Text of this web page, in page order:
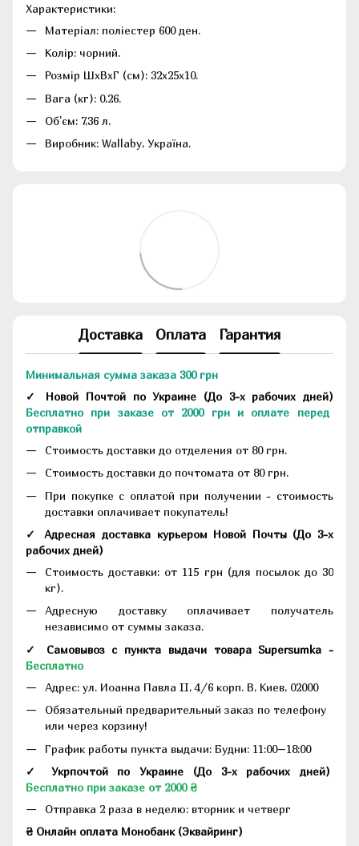
Характеристики:
Матеріал: поліестер 600 ден.
Колір: чорний.
Розмір ШхВхГ (см): 32x25x10.
Вага (кг): 0,26.
Об'єм: 7,36 л.
Виробник: Wallaby, Україна.
Доставка Оплата Гарантия
Минимальная сумма заказа 300 грн
✓ Новой Почтой по Украине (До 3-х рабочих дней)
Бесплатно при заказе от 2000 грн и оплате перед
отправкой
Стоимость доставки до отделения от 80 грн.
Стоимость доставки до почтомата от 80 грн.
При покупке с оплатой при получении - стоимость
доставки оплачивает покупатель!
✓ Адресная доставка курьером Новой Почты (До 3-х
рабочих дней)
Стоимость доставки: от 115 грн (для посылок до 30
кг).
Адресную доставку оплачивает получатель
независимо от суммы заказа.
✓ Самовывоз с пункта выдачи товара Supersumka -
Бесплатно
Адрес: ул. Иоанна Павла II, 4/6 корп. В, Киев, 02000
Обязательный предварительный заказ по телефону
или через корзину!
График работы пункта выдачи: Будни: 11:00–18:00
✓ Укрпочтой по Украине (До 3-х рабочих дней)
Бесплатно при заказе от 2000 ₴
Отправка 2 раза в неделю: вторник и четверг
₴ Онлайн оплата Монобанк (Эквайринг)